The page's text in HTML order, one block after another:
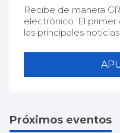
Recibe de manera
electrónico 'El
las principales noticias.
Próximos eventos